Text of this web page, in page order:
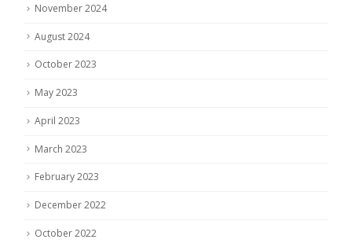
November 2024
August 2024
October 2023
May 2023
April 2023
March 2023
February 2023
December 2022
October 2022